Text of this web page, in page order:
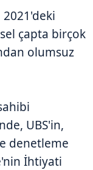
2021'deki
çapta birçok
olumsuz
UBS'in,
denetleme
İhtiyati